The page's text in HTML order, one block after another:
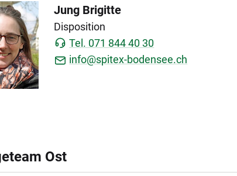
Jung Brigitte
Disposition
Tel. 071 844 40 30
info@spitex-bodensee.ch
Ost